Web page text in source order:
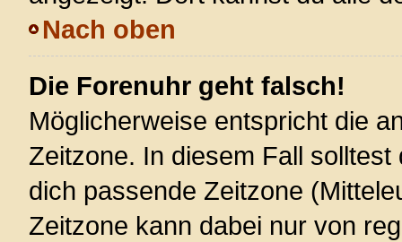
Nach oben
Die Forenuhr geht falsch!
Möglicherweise entspricht die
Zeitzone. In diesem Fall solltest
dich passende Zeitzone
Zeitzone kann dabei nur von